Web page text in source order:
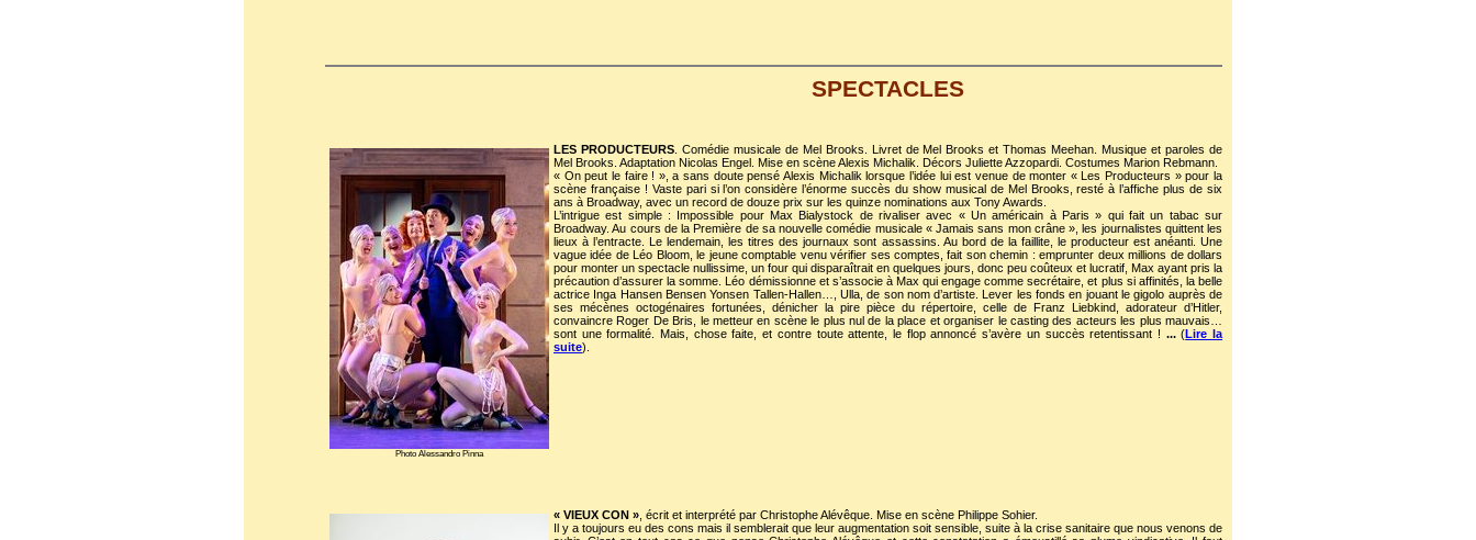
SPECTACLES
Photo Alessandro Pinna
LES PRODUCTEURS. Comédie musicale de Mel Brooks. Livret de Mel Brooks et Thomas Meehan. Musique et paroles de
Mel Brooks. Adaptation Nicolas Engel. Mise en scène Alexis Michalik. Décors Juliette Azzopardi. Costumes Marion Rebmann.
« On peut le faire ! », a sans doute pensé Alexis Michalik lorsque l’idée lui est venue de monter « Les Producteurs » pour la
scène française ! Vaste pari si l’on considère l’énorme succès du show musical de Mel Brooks, resté à l’affiche plus de six
ans à Broadway, avec un record de douze prix sur les quinze nominations aux Tony Awards.
L’intrigue est simple : Impossible pour Max Bialystock de rivaliser avec « Un américain à Paris » qui fait un tabac sur
Broadway. Au cours de la Première de sa nouvelle comédie musicale « Jamais sans mon crâne », les journalistes quittent les
lieux à l’entracte. Le lendemain, les titres des journaux sont assassins. Au bord de la faillite, le producteur est anéanti. Une
vague idée de Léo Bloom, le jeune comptable venu vérifier ses comptes, fait son chemin : emprunter deux millions de dollars
pour monter un spectacle nullissime, un four qui disparaîtrait en quelques jours, donc peu coûteux et lucratif, Max ayant pris la
précaution d’assurer la somme. Léo démissionne et s’associe à Max qui engage comme secrétaire, et plus si affinités, la belle
actrice Inga Hansen Bensen Yonsen Tallen-Hallen…, Ulla, de son nom d’artiste. Lever les fonds en jouant le gigolo auprès de
ses mécènes octogénaires fortunées, dénicher la pire pièce du répertoire, celle de Franz Liebkind, adorateur d’Hitler,
convaincre Roger De Bris, le metteur en scène le plus nul de la place et organiser le casting des acteurs les plus mauvais…
sont une formalité. Mais, chose faite, et contre toute attente, le flop annoncé s’avère un succès retentissant ! ...(Lire la
suite).
« VIEUX CON » , écrit et interprété par Christophe Alévêque. Mise en scène Philippe Sohier.
Il y a toujours eu des cons mais il semblerait que leur augmentation soit sensible, suite à la crise sanitaire que nous venons de